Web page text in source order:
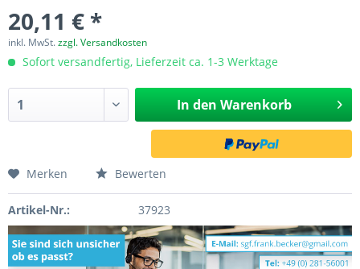
20,11 € *
inkl. MwSt.zzgl. Versandkosten
Sofort versandfertig, Lieferzeit ca. 1-3 Werktage
In den Warenkorb
Merken Bewerten
Artikel-Nr.: 37923